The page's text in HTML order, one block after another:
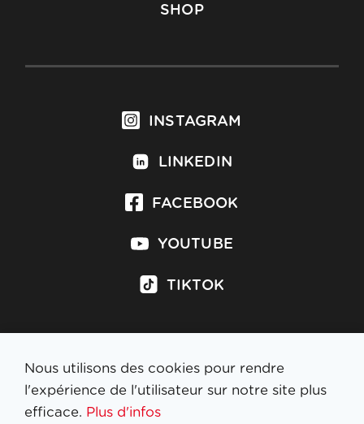
SHOP
INSTAGRAM
LINKEDIN
FACEBOOK
YOUTUBE
TIKTOK
S'inscrire à la newsletter
Nous utilisons des cookies pour rendre
l'expérience de l'utilisateur sur notre site plus
efficace. Plus d'infos